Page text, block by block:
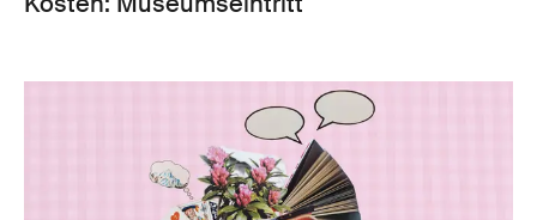
Kosten: Museumseintritt